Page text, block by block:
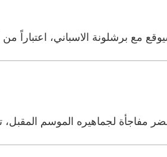
مع برشلونة الاسباني، اعتباراً من
لجماهيره الموسم المقبل،